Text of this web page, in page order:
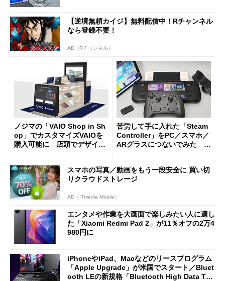
【逆境無頼カイジ】無料配信中！Rチャンネル
なら登録不要！
AD（Rチャンネル）
ノジマの「VAIO Shop in Sh
op」でカスタマイズVAIOを
購入可能に 店頭でデザイン
苦労して手に入れた「Steam
Controller」をPC／スマホ／
ARグラスにつないでみた ゲ
スマホの写真／動画をもう一段安全に 買い切
りクラウドストレージ
AD（ITmedia Mobile）
エンタメや作業を大画面で楽しみたい人に適し
た「Xiaomi Redmi Pad 2」が11％オフの2万4
980円に
iPhoneやiPad、Macなどのリースプログラム
「Apple Upgrade」が米国でスタート／Bluet
ooth LEの新規格「Bluetooth High Data Thr